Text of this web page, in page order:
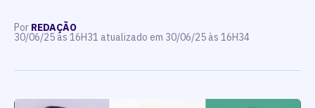
Por REDAÇÃO
30/06/25 às 16H31 atualizado em 30/06/25 às 16H34